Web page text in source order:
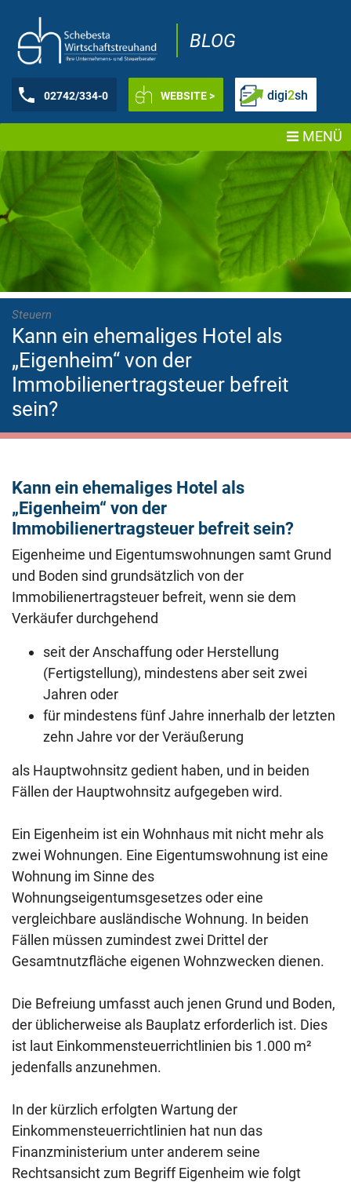
BLOG
02742/334-0 WEBSITE > digi2sh
MENÜ
Steuern
Kann ein ehemaliges Hotel als
„Eigenheim“ von der
Immobilienertragsteuer befreit
sein?
Kann ein ehemaliges Hotel als
„Eigenheim“ von der
Immobilienertragsteuer befreit sein?
Eigenheime und Eigentumswohnungen samt Grund
und Boden sind grundsätzlich von der
Immobilienertragsteuer befreit, wenn sie dem
Verkäufer durchgehend
seit der Anschaffung oder Herstellung
(Fertigstellung), mindestens aber seit zwei
Jahren oder
für mindestens fünf Jahre innerhalb der letzten
zehn Jahre vor der Veräußerung
als Hauptwohnsitz gedient haben, und in beiden
Fällen der Hauptwohnsitz aufgegeben wird.
Ein Eigenheim ist ein Wohnhaus mit nicht mehr als
zwei Wohnungen. Eine Eigentumswohnung ist eine
Wohnung im Sinne des
Wohnungseigentumsgesetzes oder eine
vergleichbare ausländische Wohnung. In beiden
Fällen müssen zumindest zwei Drittel der
Gesamtnutzfläche eigenen Wohnzwecken dienen.
Die Befreiung umfasst auch jenen Grund und Boden,
der üblicherweise als Bauplatz erforderlich ist. Dies
ist laut Einkommensteuerrichtlinien bis 1.000 m²
jedenfalls anzunehmen.
In der kürzlich erfolgten Wartung der
Einkommensteuerrichtlinien hat nun das
Finanzministerium unter anderem seine
Rechtsansicht zum Begriff Eigenheim wie folgt